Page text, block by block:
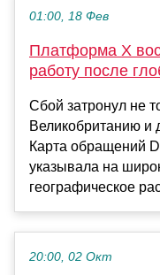
01:00, 18 Фев
Платформа X
работу после
Сбой затронул не
Великобританию и
Карта обращений
указывала на
географическое
20:00, 02 Окт